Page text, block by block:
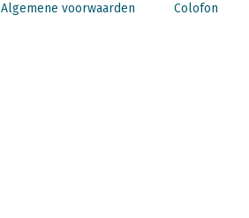
Algemene voorwaarden Colofon